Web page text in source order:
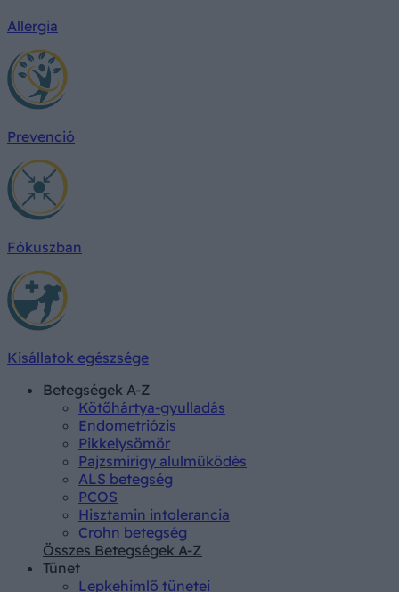
Allergia
Prevenció
Fókuszban
Kisállatok egészsége
Betegségek A-Z
Kötőhártya-gyulladás
Endometriózis
Pikkelysömör
Pajzsmirigy alulműködés
ALS betegség
PCOS
Hisztamin intolerancia
Crohn betegség
Összes Betegségek A-Z
Tünet
Lepkehimlő tünetei